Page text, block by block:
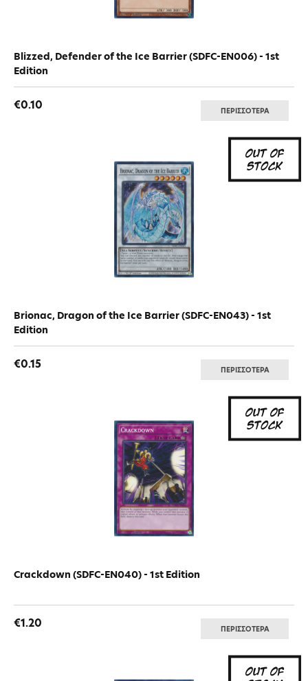
Blizzed, Defender of the Ice Barrier (SDFC-EN006) - 1st
Edition
€0.10 ΠΕΡΙΣΣΟΤΕΡΑ
Brionac, Dragon of the Ice Barrier (SDFC-EN043) - 1st
Edition
€0.15 ΠΕΡΙΣΣΟΤΕΡΑ
Crackdown (SDFC-EN040) - 1st Edition
€1.20 ΠΕΡΙΣΣΟΤΕΡΑ